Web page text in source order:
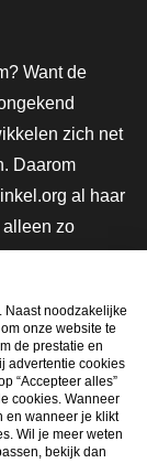
Want de
zich net
Daarom
al haar
alleen zo
en maak
Naast noodzakelijke
onze website te
de prestatie en
advertentie cookies
“Accepteer alles”
cookies. Wanneer
en wanneer je klikt
Wil je meer weten
bekijk dan